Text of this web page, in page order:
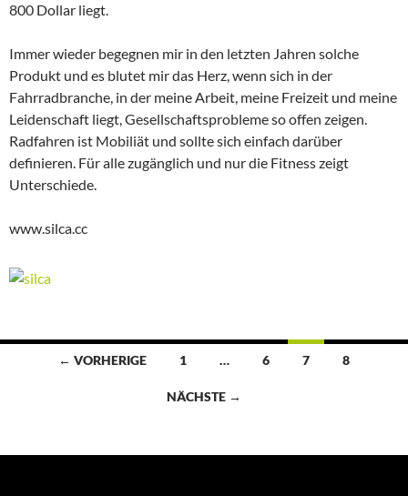
800 Dollar liegt.
Immer wieder begegnen mir in den letzten Jahren solche
Produkt und es blutet mir das Herz, wenn sich in der
Fahrradbranche, in der meine Arbeit, meine Freizeit und meine
Leidenschaft liegt, Gesellschaftsprobleme so offen zeigen.
Radfahren ist Mobiliät und sollte sich einfach darüber
definieren. Für alle zugänglich und nur die Fitness zeigt
Unterschiede.
www.silca.cc
Beitragsnavigation
← VORHERIGE 1 … 6 7 8
NÄCHSTE →